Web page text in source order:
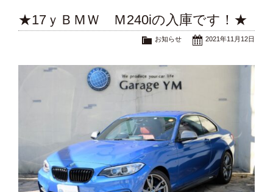
★17ｙＢＭＷ Ｍ240iの入庫です！★
2021年11月12日
お知らせ